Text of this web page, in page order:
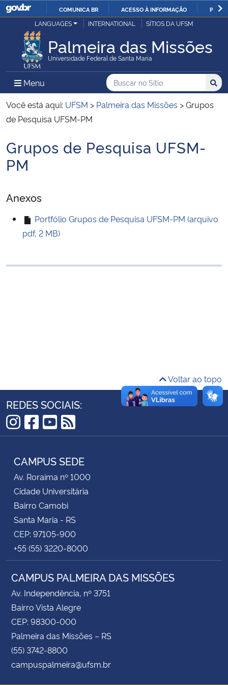
IR
O
COMUNICA BR ACESSO À INFORMAÇÃO
Ministério da Justiça e Segurança Pública
Ministério da Defesa
Ministério das Relações Exteriores
Ministério da Infraestrutura
Ministério da Cidadania
Ministério da Saúde
Controladoria-Geral da União
Secretaria-Geral
Secretaria de Governo
Gabinete de Segurança Institucional
Advocacia-Geral da União
LANGUAGES INTERNATIONAL SÍTIOS DA UFSM
Palmeira das Missões
Universidade Federal de Santa Maria
Menu Menu Principal do Sítio
Busca
Buscar no no Sítio
Busca:
Você está aqui: UFSM > Palmeira das Missões >Grupos
de Pesquisa UFSM-PM
Início do conteúdo
Grupos de Pesquisa UFSM-
PM
Anexos
Portfólio Grupos de Pesquisa UFSM-PM (arquivo
pdf, 2 MB)
Voltar ao topo
REDES SOCIAIS:
Instagram
Facebook
YouTube
RSS
CAMPUS SEDE
Av. Roraima nº 1000
Cidade Universitária
Bairro Camobi
Santa Maria - RS
CEP: 97105-900
+55 (55) 3220-8000
CAMPUS PALMEIRA DAS MISSÕES
Av. Independência, nº 3751
Bairro Vista Alegre
CEP: 98300-000
Palmeira das Missões – RS
(55) 3742-8800
campuspalmeira@ufsm.br